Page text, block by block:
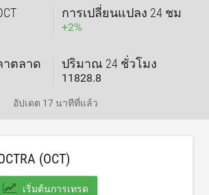
การเปลี่ยนแปลง 24 ชม
+2%
ตลาด ปริมาณ 24 ชั่วโมง
11828.8
อัปเดต 17 นาทีที่แล้ว
(OCT)
เริ่มต้นการเทรด